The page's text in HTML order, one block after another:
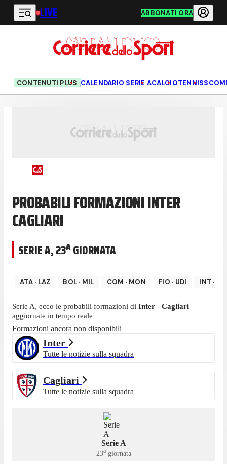
Vai al contenuto principale
LIVE ABBONATI ORA
CONTENUTI PLUS CALENDARIO SERIE ACALCIOTENNIS
PROBABILI FORMAZIONI INTER
CAGLIARI
SERIE A,23AGIORNATA
ATA· LAZ BOL · MIL COM · MON FIO · UDI INT ·
Serie A, ecco le probabili formazioni di Inter - Cagliari
aggiornate in tempo reale
Formazioni ancora non disponibili
Inter
Tutte le notizie sulla squadra
Cagliari
Tutte le notizie sulla squadra
Serie A
23agiornata